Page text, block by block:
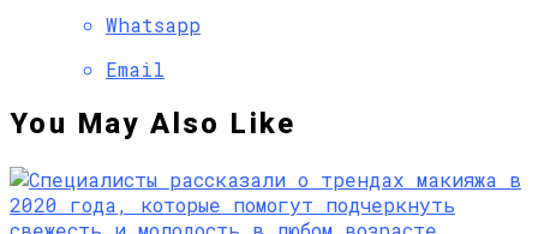
Whatsapp
Email
You May Also Like